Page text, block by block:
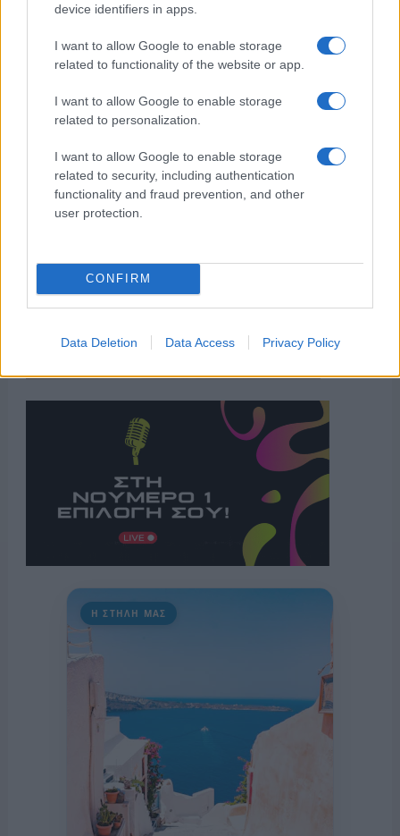
device identifiers in apps.
I want to allow Google to enable storage
related to functionality of the website or app.
I want to allow Google to enable storage
related to personalization.
I want to allow Google to enable storage
related to security, including authentication
functionality and fraud prevention, and other
user protection.
CONFIRM
Data Deletion Data Access Privacy Policy
Η ΣΤΗΛΗ ΜΑΣ